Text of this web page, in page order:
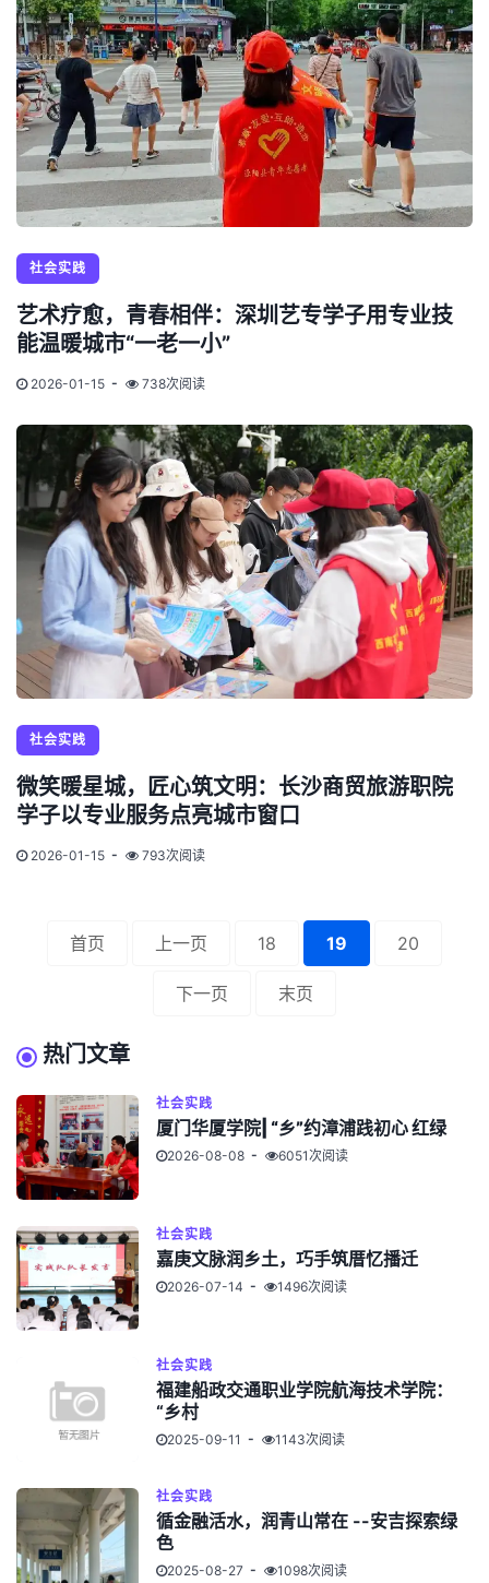
社会实践
艺术疗愈，青春相伴：深圳艺专学子用专业技
能温暖城市“一老一小”
2026-01-15 738次阅读
社会实践
微笑暖星城，匠心筑文明：长沙商贸旅游职院
学子以专业服务点亮城市窗口
2026-01-15 793次阅读
首页 上一页 18 19 20
下一页 末页
热门文章
社会实践
厦门华厦学院| “乡”约漳浦践初心 红绿
2026-08-08 6051次阅读
社会实践
嘉庚文脉润乡土，巧手筑厝忆播迁
2026-07-14 1496次阅读
社会实践
福建船政交通职业学院航海技术学院：
“乡村
2025-09-11 1143次阅读
社会实践
循金融活水，润青山常在 --安吉探索绿
色
2025-08-27 1098次阅读